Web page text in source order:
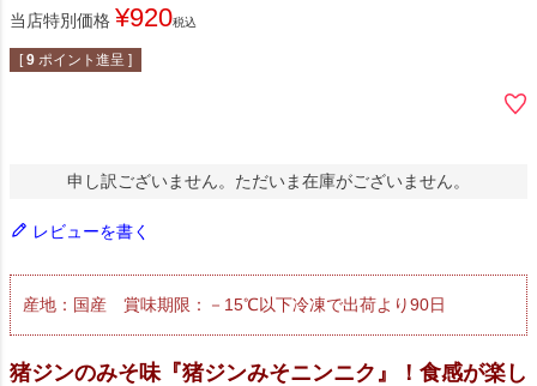
当店特別価格 ¥920税込
[ 9 ポイント進呈 ]
申し訳ございません。ただいま在庫がございません。
レビューを書く
産地：国産 賞味期限：－15℃以下冷凍で出荷より90日
猪ジンのみそ味『猪ジンみそニンニク』！食感が楽し